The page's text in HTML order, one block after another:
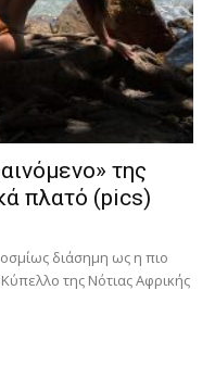
της
πλατό (pics)
διάσημη ως η πιο
της Νότιας Αφρικής